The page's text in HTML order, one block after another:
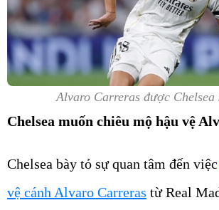
Alvaro Carreras được Chelsea
Chelsea muốn chiêu mộ hậu vệ
Chelsea bày tỏ sự quan tâm đến việc
vệ cánh Alvaro Carreras từ Real